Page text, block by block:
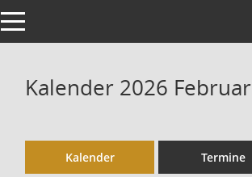
Toggle navigation
Kalender 2026 Februar
Kalender Termine